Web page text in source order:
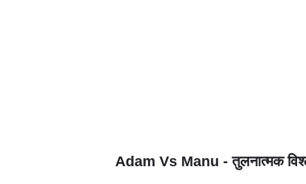
Adam Vs Manu - तुलनात्मक